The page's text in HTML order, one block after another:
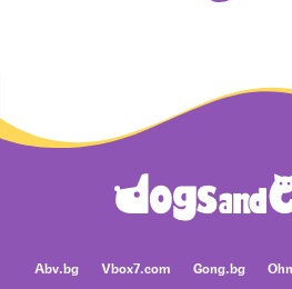
Abv.bg Vbox7.com Gong.bg